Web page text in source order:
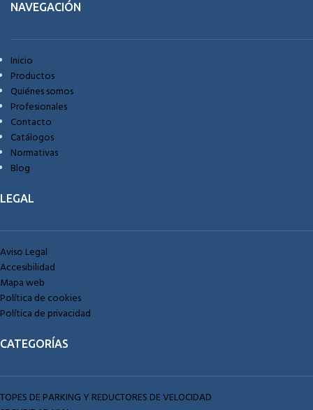
NAVEGACIÓN
Inicio
Productos
Quiénes somos
Profesionales
Contacto
Catálogos
Normativas
Blog
LEGAL
Aviso Legal
Accesibilidad
Mapa web
Política de cookies
Política de privacidad
CATEGORÍAS
TOPES DE PARKING Y REDUCTORES DE VELOCIDAD